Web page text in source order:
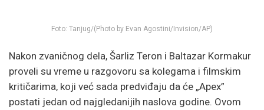
Foto: Tanjug/(Photo by Evan Agostini/Invision/AP)
Nakon zvaničnog dela, Šarliz Teron i Baltazar Kormakur
proveli su vreme u razgovoru sa kolegama i filmskim
kritičarima, koji već sada predviđaju da će „Apex”
postati jedan od najgledanijih naslova godine. Ovom